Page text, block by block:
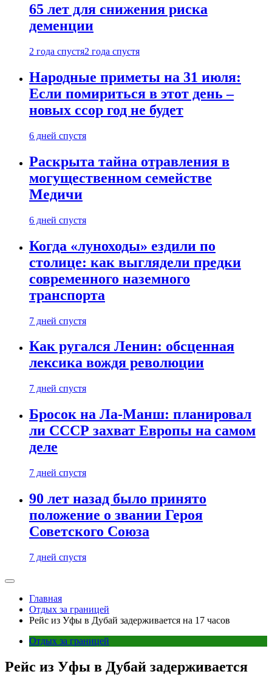
65 лет для снижения риска
деменции
2 года спустя2 года спустя
Народные приметы на 31 июля:
Если помириться в этот день –
новых ссор год не будет
6 дней спустя
Раскрыта тайна отравления в
могущественном семействе
Медичи
6 дней спустя
Когда «луноходы» ездили по
столице: как выглядели предки
современного наземного
транспорта
7 дней спустя
Как ругался Ленин: обсценная
лексика вождя революции
7 дней спустя
Бросок на Ла-Манш: планировал
ли СССР захват Европы на самом
деле
7 дней спустя
90 лет назад было принято
положение о звании Героя
Советского Союза
7 дней спустя
Главная
Отдых за границей
Рейс из Уфы в Дубай задерживается на 17 часов
Отдых за границей
Рейс из Уфы в Дубай задерживается